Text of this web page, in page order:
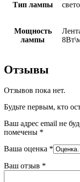
Тип лампы
Мощность
лампы
Отзывы
Отзывов пока нет.
Будьте первым, кто
Ваш адрес email не
помечены *
Ваша оценка *
Ваш отзыв *